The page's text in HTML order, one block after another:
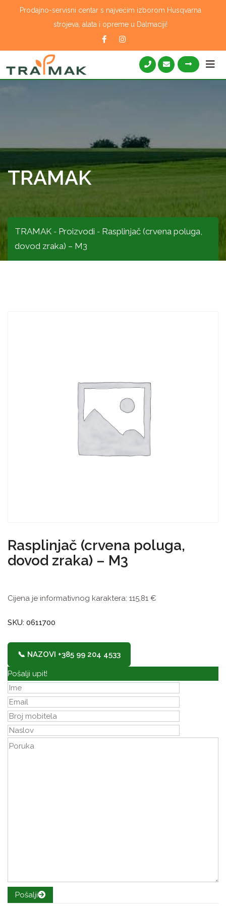
Prodajno-servisni centar s najvećim izborom Husqvarna
strojeva, alata i opreme u Dalmaciji!
TRAMAK
TRAMAK - Proizvodi - Rasplinjač (crvena poluga,
dovod zraka) – M3
Rasplinjač (crvena poluga,
dovod zraka) – M3
Cijena je informativnog karaktera: 115,81 €
SKU: 0611700
📞 NAZOVI +385 99 204 4533
Pošalji upit!
Pošalji